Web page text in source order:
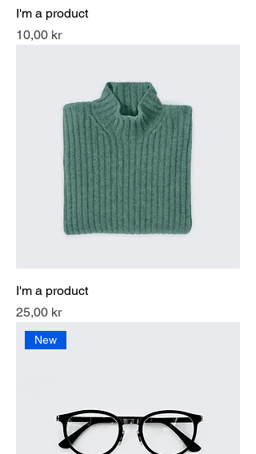
I'm a product
Pris
10,00 kr
I'm a product
Pris
25,00 kr
New